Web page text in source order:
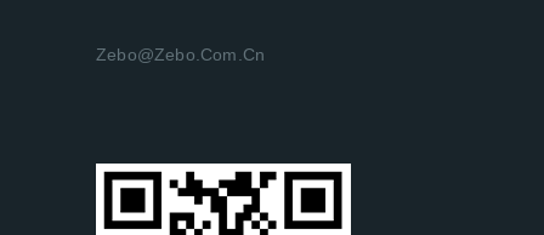
Zebo@zebo.com.cn